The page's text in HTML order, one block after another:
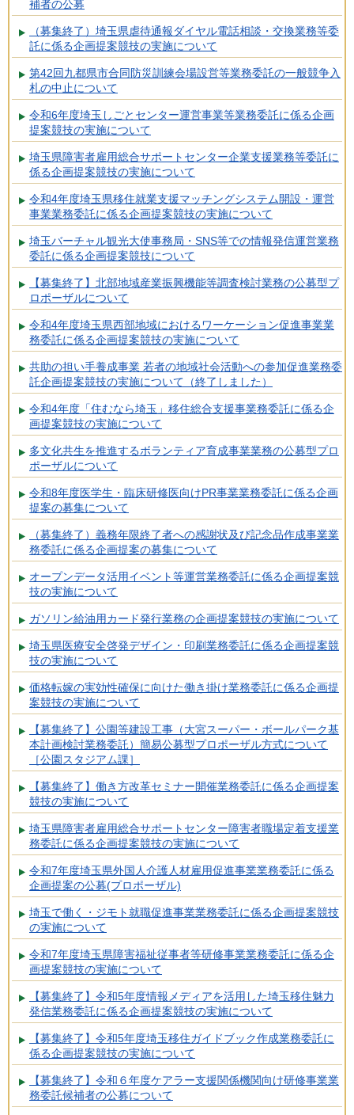
補者の公募
（募集終了）埼玉県虐待通報ダイヤル電話相談・交換業務等委
託に係る企画提案競技の実施について
第42回九都県市合同防災訓練会場設営等業務委託の一般競争入
札の中止について
令和6年度埼玉しごとセンター運営事業等業務委託に係る企画
提案競技の実施について
埼玉県障害者雇用総合サポートセンター企業支援業務等委託に
係る企画提案競技の実施について
令和4年度埼玉県移住就業支援マッチングシステム開設・運営
事業業務委託に係る企画提案競技の実施について
埼玉バーチャル観光大使事務局・SNS等での情報発信運営業務
委託に係る企画提案競技について
【募集終了】北部地域産業振興機能等調査検討業務の公募型プ
ロポーザルについて
令和4年度埼玉県西部地域におけるワーケーション促進事業業
務委託に係る企画提案競技の実施について
共助の担い手養成事業 若者の地域社会活動への参加促進業務委
託企画提案競技の実施について（終了しました）
令和4年度「住むなら埼玉」移住総合支援事業務委託に係る企
画提案競技の実施について
多文化共生を推進するボランティア育成事業業務の公募型プロ
ポーザルについて
令和8年度医学生・臨床研修医向けPR事業業務委託に係る企画
提案の募集について
（募集終了）義務年限終了者への感謝状及び記念品作成事業業
務委託に係る企画提案の募集について
オープンデータ活用イベント等運営業務委託に係る企画提案競
技の実施について
ガソリン給油用カード発行業務の企画提案競技の実施について
埼玉県医療安全啓発デザイン・印刷業務委託に係る企画提案競
技の実施について
価格転嫁の実効性確保に向けた働き掛け業務委託に係る企画提
案競技の実施について
【募集終了】公園等建設工事（大宮スーパー・ボールパーク基
本計画検討業務委託）簡易公募型プロポーザル方式について
［公園スタジアム課］
【募集終了】働き方改革セミナー開催業務委託に係る企画提案
競技の実施について
埼玉県障害者雇用総合サポートセンター障害者職場定着支援業
務委託に係る企画提案競技の実施について
令和7年度埼玉県外国人介護人材雇用促進事業業務委託に係る
企画提案の公募(プロポーザル)
埼玉で働く・ジモト就職促進事業業務委託に係る企画提案競技
の実施について
令和7年度埼玉県障害福祉従事者等研修事業業務委託に係る企
画提案競技の実施について
【募集終了】令和5年度情報メディアを活用した埼玉移住魅力
発信業務委託に係る企画提案競技の実施について
【募集終了】令和5年度埼玉移住ガイドブック作成業務委託に
係る企画提案競技の実施について
【募集終了】令和６年度ケアラー支援関係機関向け研修事業業
務委託候補者の公募について